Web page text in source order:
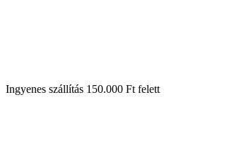
Ingyenes szállítás 150.000 Ft felett